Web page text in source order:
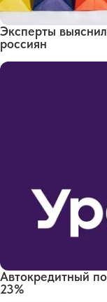
Эксперты
россиян
Автокредитный
23%